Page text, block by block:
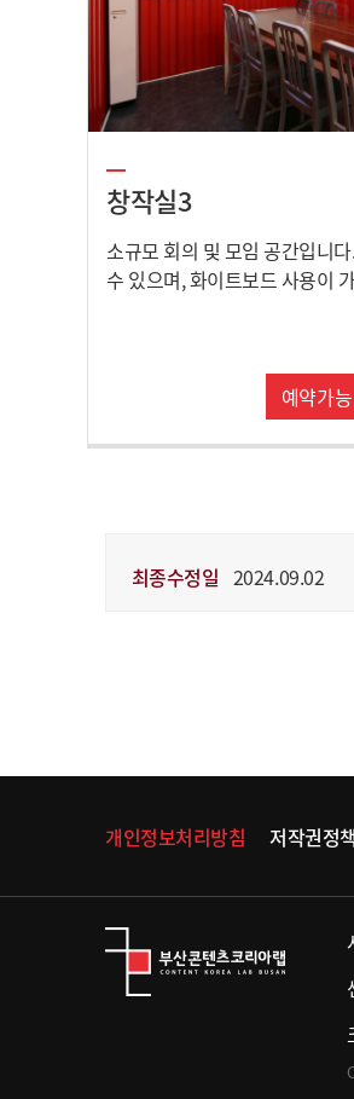
창작실3
소규모 회의 및 모임 공간입니
수 있으며, 화이트보드 사용이
예약가능
최종수정일 2024.09.02
개인정보처리방침 저작권정책